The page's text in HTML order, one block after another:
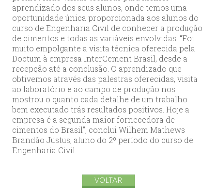
aprendizado dos seus alunos, onde temos uma
oportunidade única proporcionada aos alunos do
curso de Engenharia Civil de conhecer a produção
de cimentos e todas as variáveis envolvidas. “Foi
muito empolgante a visita técnica oferecida pela
Doctum à empresa InterCement Brasil, desde a
recepção até a conclusão. O aprendizado que
obtivemos através das palestras oferecidas, visita
ao laboratório e ao campo de produção nos
mostrou o quanto cada detalhe de um trabalho
bem executado trás resultados positivos. Hoje a
empresa é a segunda maior fornecedora de
cimentos do Brasil”, conclui Wilhem Mathews
Brandão Justus, aluno do 2º período do curso de
Engenharia Civil.
VOLTAR